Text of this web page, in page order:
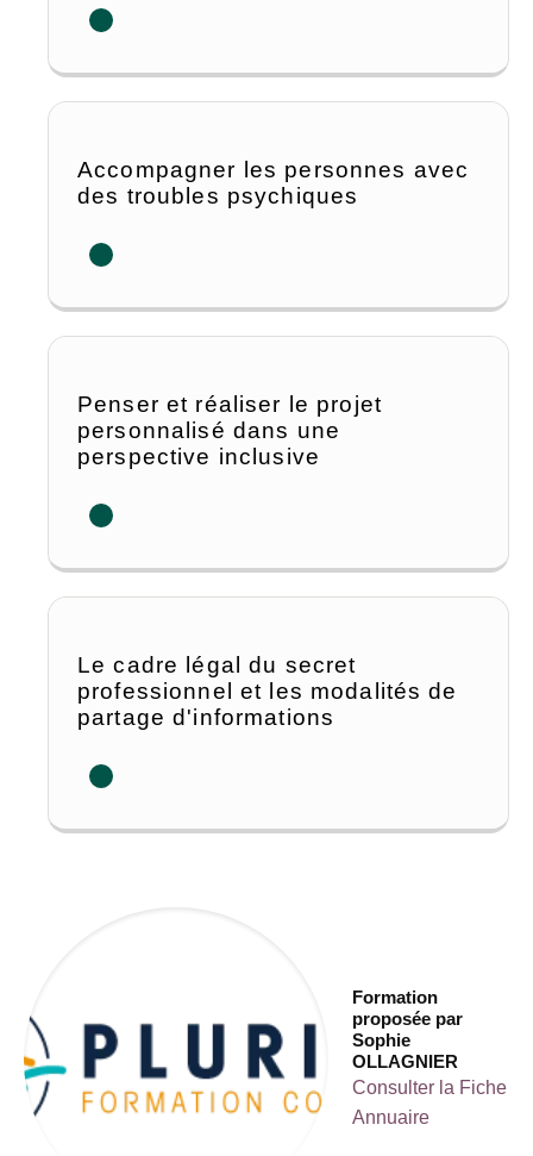
Accompagner les personnes avec
des troubles psychiques
Penser et réaliser le projet
personnalisé dans une
perspective inclusive
Le cadre légal du secret
professionnel et les modalités de
partage d'informations
Formation
proposée par
Sophie
OLLAGNIER
Consulter la Fiche
Annuaire